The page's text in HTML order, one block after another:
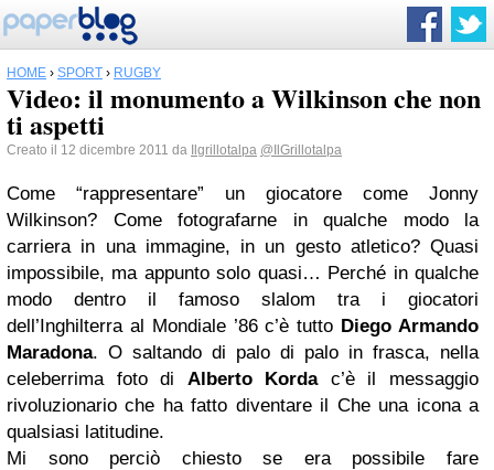
HOME › SPORT › RUGBY
Video: il monumento a Wilkinson che non
ti aspetti
Creato il 12 dicembre 2011 da Ilgrillotalpa @IlGrillotalpa
Come “rappresentare” un giocatore come Jonny
Wilkinson? Come fotografarne in qualche modo la
carriera in una immagine, in un gesto atletico? Quasi
impossibile, ma appunto solo quasi… Perché in qualche
modo dentro il famoso slalom tra i giocatori
dell’Inghilterra al Mondiale ’86 c’è tutto Diego Armando
Maradona. O saltando di palo di palo in frasca, nella
celeberrima foto di Alberto Kordac’è il messaggio
rivoluzionario che ha fatto diventare il Che una icona a
qualsiasi latitudine.
Mi sono perciò chiesto se era possibile fare